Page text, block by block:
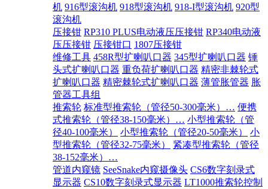
机 916型滚沟机 918型滚沟机 918-I型滚沟机 920型
滚沟机
压接钳 RP310 PLUS电动液压压接钳 RP340电动液
压压接钳 压接钳口 1807压接钳
维修工具 458R型扩喇叭口器 345型扩喇叭口器 锤
头式扩喇叭口器 重负荷扩喇叭口器 精密非棘轮式
扩喇叭口器 精密棘轮式扩喇叭口器 薄管胀管器 胀
管器工具组
推索轮 标准型推索轮（管径50-300毫米）… 便携
式推索轮（管径38-150毫米）… 小型推索轮（管
径40-100毫米）
小型推索轮（管径20-50毫米）
小
型推索轮（管径32-75毫米）
紧凑型推索轮（管径
38-152毫米）…
管道内窥镜 SeeSnake内窥摄像头 CS6数字刻录式
显示器 CS10数字刻录式显示器 LT1000推索轮控制